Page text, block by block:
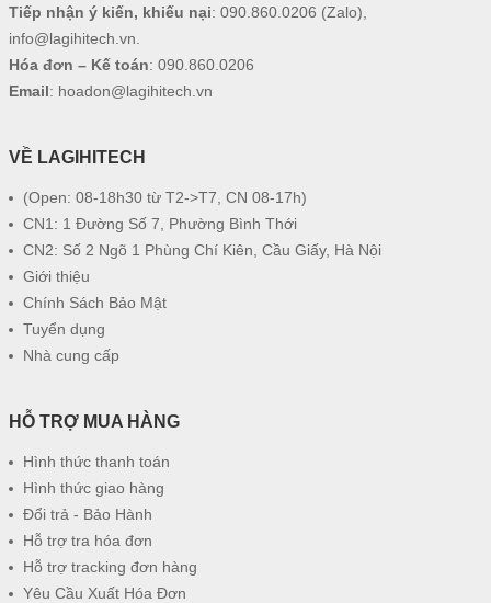
Tiếp nhận ý kiến, khiếu nại: 090.860.0206 (Zalo),
info@lagihitech.vn
Hóa đơn – Kế toán: 090.860.0206
Email: hoadon@lagihitech.vn
VỀ LAGIHITECH
(Open: 08-18h30 từ T2->T7, CN 08-17h)
CN1: 1 Đường Số 7, Phường Bình Thới
CN2: Số 2 Ngõ 1 Phùng Chí Kiên, Cầu Giấy, Hà Nội
Giới thiệu
Chính Sách Bảo Mật
Tuyển dụng
Nhà cung cấp
HỖ TRỢ MUA HÀNG
Hình thức thanh toán
Hình thức giao hàng
Đổi trả - Bảo Hành
Hỗ trợ tra hóa đơn
Hỗ trợ tracking đơn hàng
Yêu Cầu Xuất Hóa Đơn